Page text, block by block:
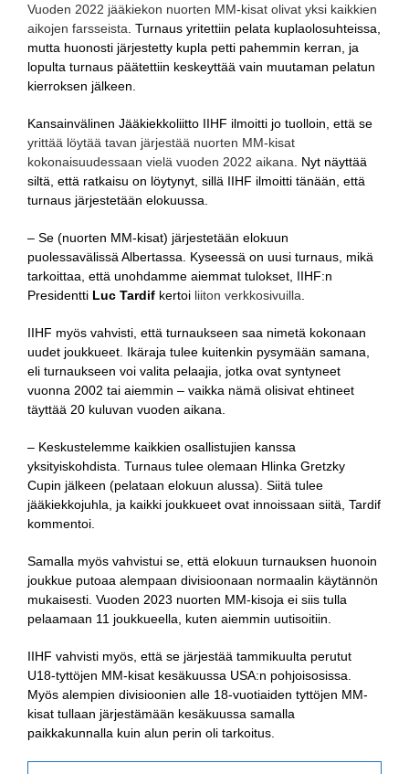
Vuoden 2022 jääkiekon nuorten MM-kisat olivat yksi kaikkien
aikojen farsseista . Turnaus yritettiin pelata kuplaolosuhteissa,
mutta huonosti järjestetty kupla petti pahemmin kerran, ja
lopulta turnaus päätettiin keskeyttää vain muutaman pelatun
kierroksen jälkeen.
Kansainvälinen Jääkiekkoliitto IIHF ilmoitti jo tuolloin, että se
yrittää löytää tavan järjestää nuorten MM-kisat
kokonaisuudessaan vielä vuoden 2022 aikana . Nyt näyttää
siltä, että ratkaisu on löytynyt, sillä IIHF ilmoitti tänään, että
turnaus järjestetään elokuussa.
– Se (nuorten MM-kisat) järjestetään elokuun
puolessavälissä Albertassa. Kyseessä on uusi turnaus, mikä
tarkoittaa, että unohdamme aiemmat tulokset, IIHF:n
Presidentti Luc Tardif kertoi liiton verkkosivuilla
IIHF myös vahvisti, että turnaukseen saa nimetä kokonaan
uudet joukkueet. Ikäraja tulee kuitenkin pysymään samana,
eli turnaukseen voi valita pelaajia, jotka ovat syntyneet
vuonna 2002 tai aiemmin – vaikka nämä olisivat ehtineet
täyttää 20 kuluvan vuoden aikana.
– Keskustelemme kaikkien osallistujien kanssa
yksityiskohdista. Turnaus tulee olemaan Hlinka Gretzky
Cupin jälkeen (pelataan elokuun alussa). Siitä tulee
jääkiekkojuhla, ja kaikki joukkueet ovat innoissaan siitä, Tardif
kommentoi.
Samalla myös vahvistui se, että elokuun turnauksen huonoin
joukkue putoaa alempaan divisioonaan normaalin käytännön
mukaisesti. Vuoden 2023 nuorten MM-kisoja ei siis tulla
pelaamaan 11 joukkueella, kuten aiemmin uutisoitiin.
IIHF vahvisti myös, että se järjestää tammikuulta perutut
U18-tyttöjen MM-kisat kesäkuussa USA:n pohjoisosissa.
Myös alempien divisioonien alle 18-vuotiaiden tyttöjen MM-
kisat tullaan järjestämään kesäkuussa samalla
paikkakunnalla kuin alun perin oli tarkoitus.